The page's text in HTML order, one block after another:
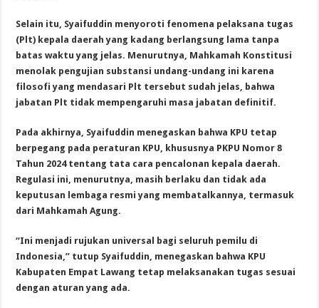
Selain itu, Syaifuddin menyoroti fenomena pelaksana tugas
(Plt) kepala daerah yang kadang berlangsung lama tanpa
batas waktu yang jelas. Menurutnya, Mahkamah Konstitusi
menolak pengujian substansi undang-undang ini karena
filosofi yang mendasari Plt tersebut sudah jelas, bahwa
jabatan Plt tidak mempengaruhi masa jabatan definitif.
Pada akhirnya, Syaifuddin menegaskan bahwa KPU tetap
berpegang pada peraturan KPU, khususnya PKPU Nomor 8
Tahun 2024 tentang tata cara pencalonan kepala daerah.
Regulasi ini, menurutnya, masih berlaku dan tidak ada
keputusan lembaga resmi yang membatalkannya, termasuk
dari Mahkamah Agung.
“Ini menjadi rujukan universal bagi seluruh pemilu di
Indonesia,” tutup Syaifuddin, menegaskan bahwa KPU
Kabupaten Empat Lawang tetap melaksanakan tugas sesuai
dengan aturan yang ada.